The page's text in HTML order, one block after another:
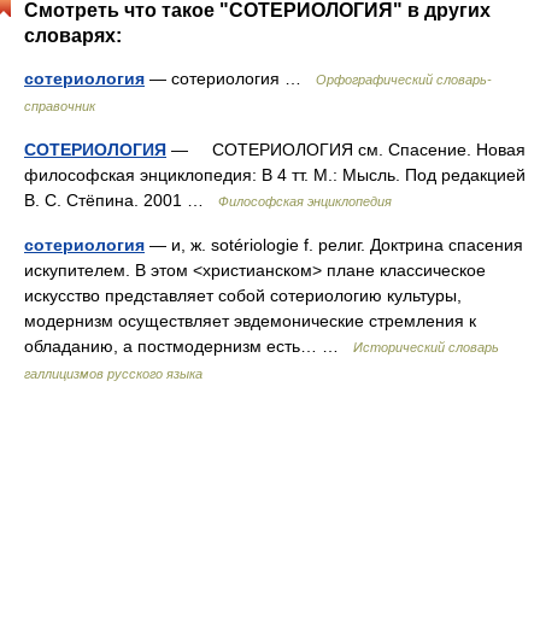
Смотреть что такое "СОТЕРИОЛОГИЯ" в других
словарях:
сотериология — сотериология …
Орфографический словарь-
справочник
СОТЕРИОЛОГИЯ — СОТЕРИОЛОГИЯ см. Спасение. Новая
философская энциклопедия: В 4 тт. М.: Мысль. Под редакцией
В. С. Стёпина. 2001 …
Философская энциклопедия
сотериология — и, ж. sotériologie f. религ. Доктрина спасения
искупителем. В этом <христианском> плане классическое
искусство представляет собой сотериологию культуры,
модернизм осуществляет эвдемонические стремления к
обладанию, а постмодернизм есть… …
Исторический словарь
галлицизмов русского языка